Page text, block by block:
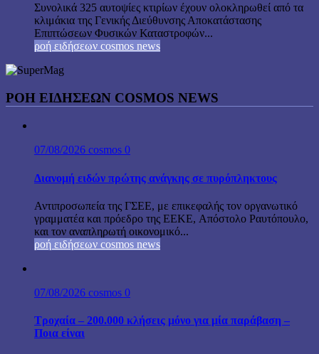
Συνολικά 325 αυτοψίες κτιρίων έχουν ολοκληρωθεί από τα
κλιμάκια της Γενικής Διεύθυνσης Αποκατάστασης
Επιπτώσεων Φυσικών Καταστροφών...
ροή ειδήσεων cosmos news
ΡΟΉ ΕΙΔΉΣΕΩΝ COSMOS NEWS
07/08/2026 cosmos 0
Διανομή ειδών πρώτης ανάγκης σε πυρόπληκτους
Αντιπροσωπεία της ΓΣΕΕ, με επικεφαλής τον οργανωτικό
γραμματέα και πρόεδρο της ΕΕΚΕ, Απόστολο Ραυτόπουλο,
και τον αναπληρωτή οικονομικό...
ροή ειδήσεων cosmos news
07/08/2026 cosmos 0
Τροχαία – 200.000 κλήσεις μόνο για μία παράβαση –
Ποια είναι